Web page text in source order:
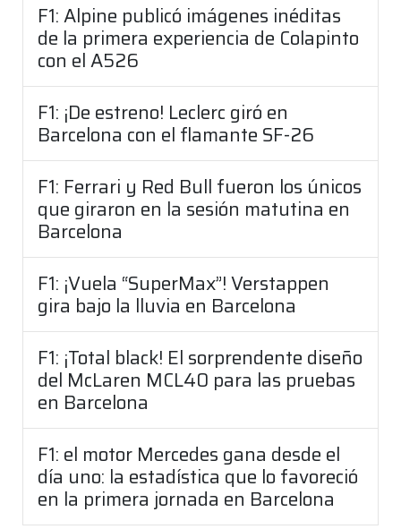
F1: Alpine publicó imágenes inéditas
de la primera experiencia de Colapinto
con el A526
F1: ¡De estreno! Leclerc giró en
Barcelona con el flamante SF-26
F1: Ferrari y Red Bull fueron los únicos
que giraron en la sesión matutina en
Barcelona
F1: ¡Vuela “SuperMax”! Verstappen
gira bajo la lluvia en Barcelona
F1: ¡Total black! El sorprendente diseño
del McLaren MCL40 para las pruebas
en Barcelona
F1: el motor Mercedes gana desde el
día uno: la estadística que lo favoreció
en la primera jornada en Barcelona